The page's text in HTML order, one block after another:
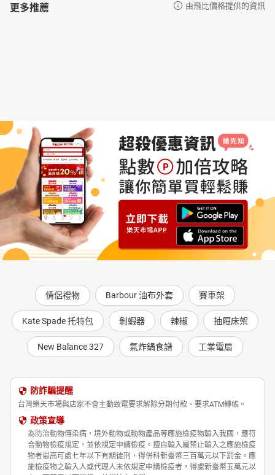
更多推薦 由飛比價格提供的資訊
情侶禮物 Barbour 油布外套 賽車架
Kate Spade 托特包 剝蝦器 辣椒 抽屜床架
New Balance 327 氣炸鍋食譜 工業電扇
防詐騙提醒
台灣樂天市場與店家不會主動致電要求解除分期付款、要求ATM轉帳。
政策宣導
為防治動物傳染病，境外動物或動物產品等應施檢疫物輸入我國，應符
合動物檢疫規定，並依規定申請檢疫。擅自輸入屬禁止輸入之應施檢疫
物者最高可處七年以下有期徒刑，得併科新臺幣三百萬元以下罰金。應
施檢疫物之輸入人或代理人未依規定申請檢疫者，得處新臺幣五萬元以